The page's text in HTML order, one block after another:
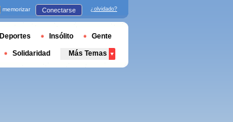
memorizar Conectarse ¿olvidado?
Deportes Insólito Gente
Solidaridad Más Temas